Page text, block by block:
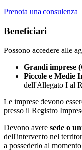
Prenota una consulenza
Beneficiari
Possono accedere alle
Grandi imprese
Piccole e Medie
dell'Allegato I al
Le imprese devono
presso il Registro
Devono avere sede o
dell'intervento nel
a possederlo al